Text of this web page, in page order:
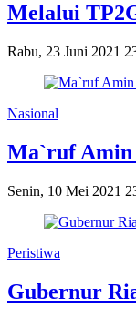
Melalui
Rabu, 23 Juni 2021
Nasional
Ma`ruf Amin
Senin, 10 Mei 2021
Peristiwa
Gubernur